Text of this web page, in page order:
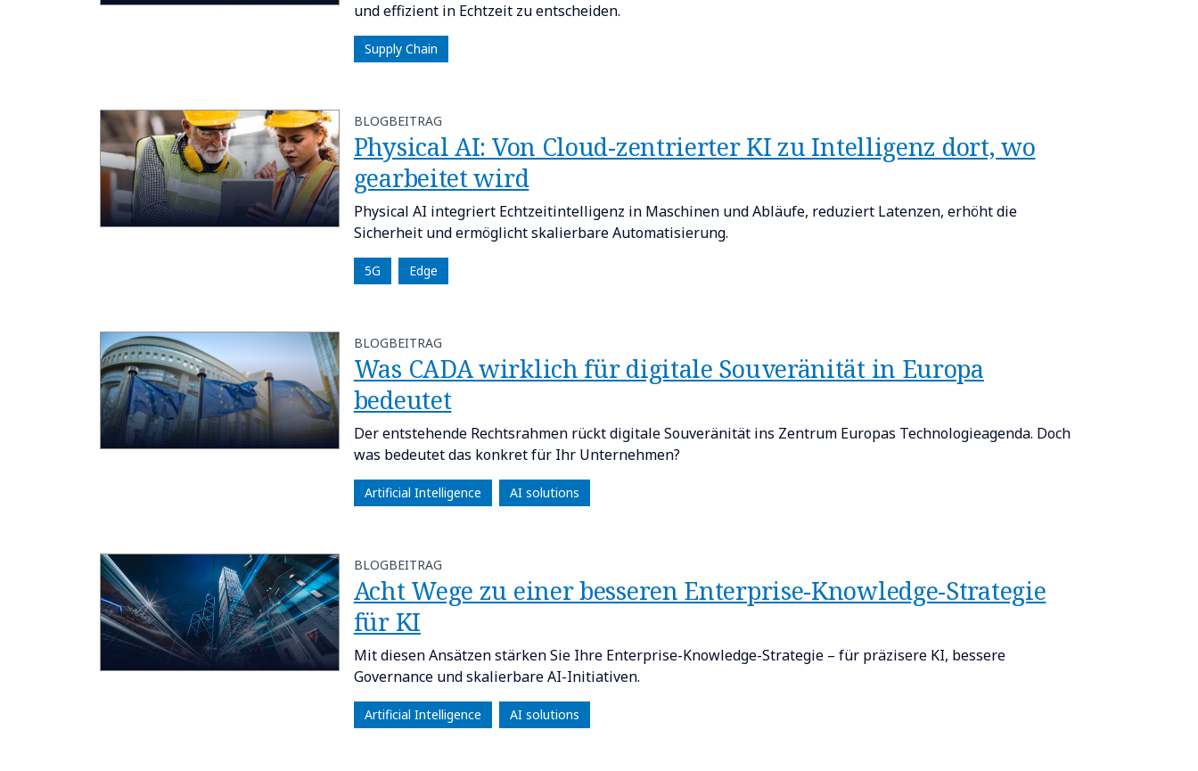
und effizient in Echtzeit zu entscheiden.
Supply Chain
BLOGBEITRAG
Physical AI: Von Cloud-zentrierter KI zu Intelligenz dort, wo
gearbeitet wird
Physical AI integriert Echtzeitintelligenz in Maschinen und Abläufe, reduziert Latenzen, erhöht die
Sicherheit und ermöglicht skalierbare Automatisierung.
5G Edge
BLOGBEITRAG
Was CADA wirklich für digitale Souveränität in Europa
bedeutet
Der entstehende Rechtsrahmen rückt digitale Souveränität ins Zentrum Europas Technologieagenda. Doch
was bedeutet das konkret für Ihr Unternehmen?
Artificial Intelligence AI solutions
BLOGBEITRAG
Acht Wege zu einer besseren Enterprise-Knowledge-Strategie
für KI
Mit diesen Ansätzen stärken Sie Ihre Enterprise-Knowledge-Strategie – für präzisere KI, bessere
Governance und skalierbare AI-Initiativen.
Artificial Intelligence AI solutions